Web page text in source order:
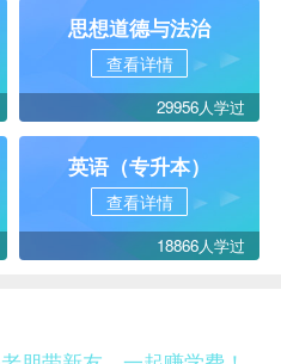
思想道德与法治
查看详情
29956人学过
英语（专升本）
查看详情
18866人学过